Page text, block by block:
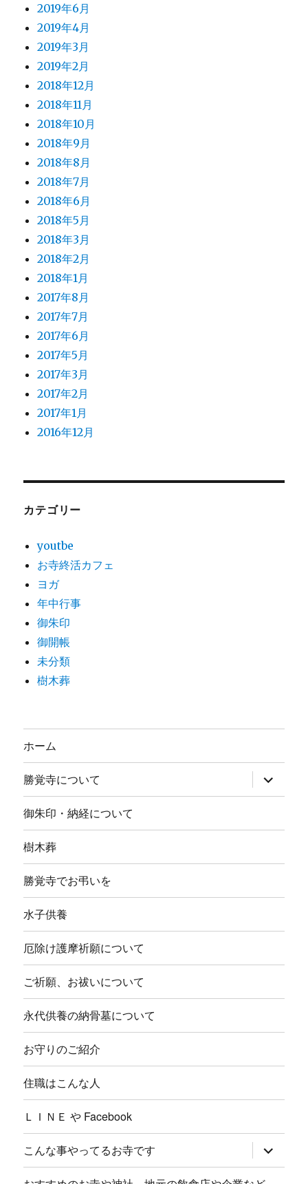
2019年6月
2019年4月
2019年3月
2019年2月
2018年12月
2018年11月
2018年10月
2018年9月
2018年8月
2018年7月
2018年6月
2018年5月
2018年3月
2018年2月
2018年1月
2017年8月
2017年7月
2017年6月
2017年5月
2017年3月
2017年2月
2017年1月
2016年12月
カテゴリー
youtbe
お寺終活カフェ
ヨガ
年中行事
御朱印
御開帳
未分類
樹木葬
ホーム
勝覚寺について サ
ブ
メ
ー
開
御朱印・納経について
樹木葬
勝覚寺でお弔いを
水子供養
厄除け護摩祈願について
ご祈願、お祓いについて
永代供養の納骨墓について
お守りのご紹介
住職はこんな人
ＬＩＮＥ や Facebook
こんな事やってるお寺です サ
ブ
メ
ニ